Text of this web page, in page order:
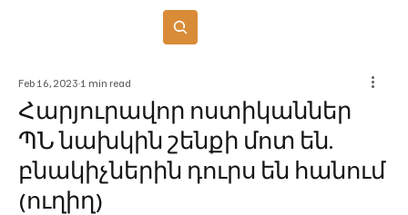
Հարյուրավոր ոստիկաններ
ՊՆ նախկին շենքի մոտ են.
բնակիչներին դուրս են հանում
(ուղիղ)
Feb 16, 2023 1 min read